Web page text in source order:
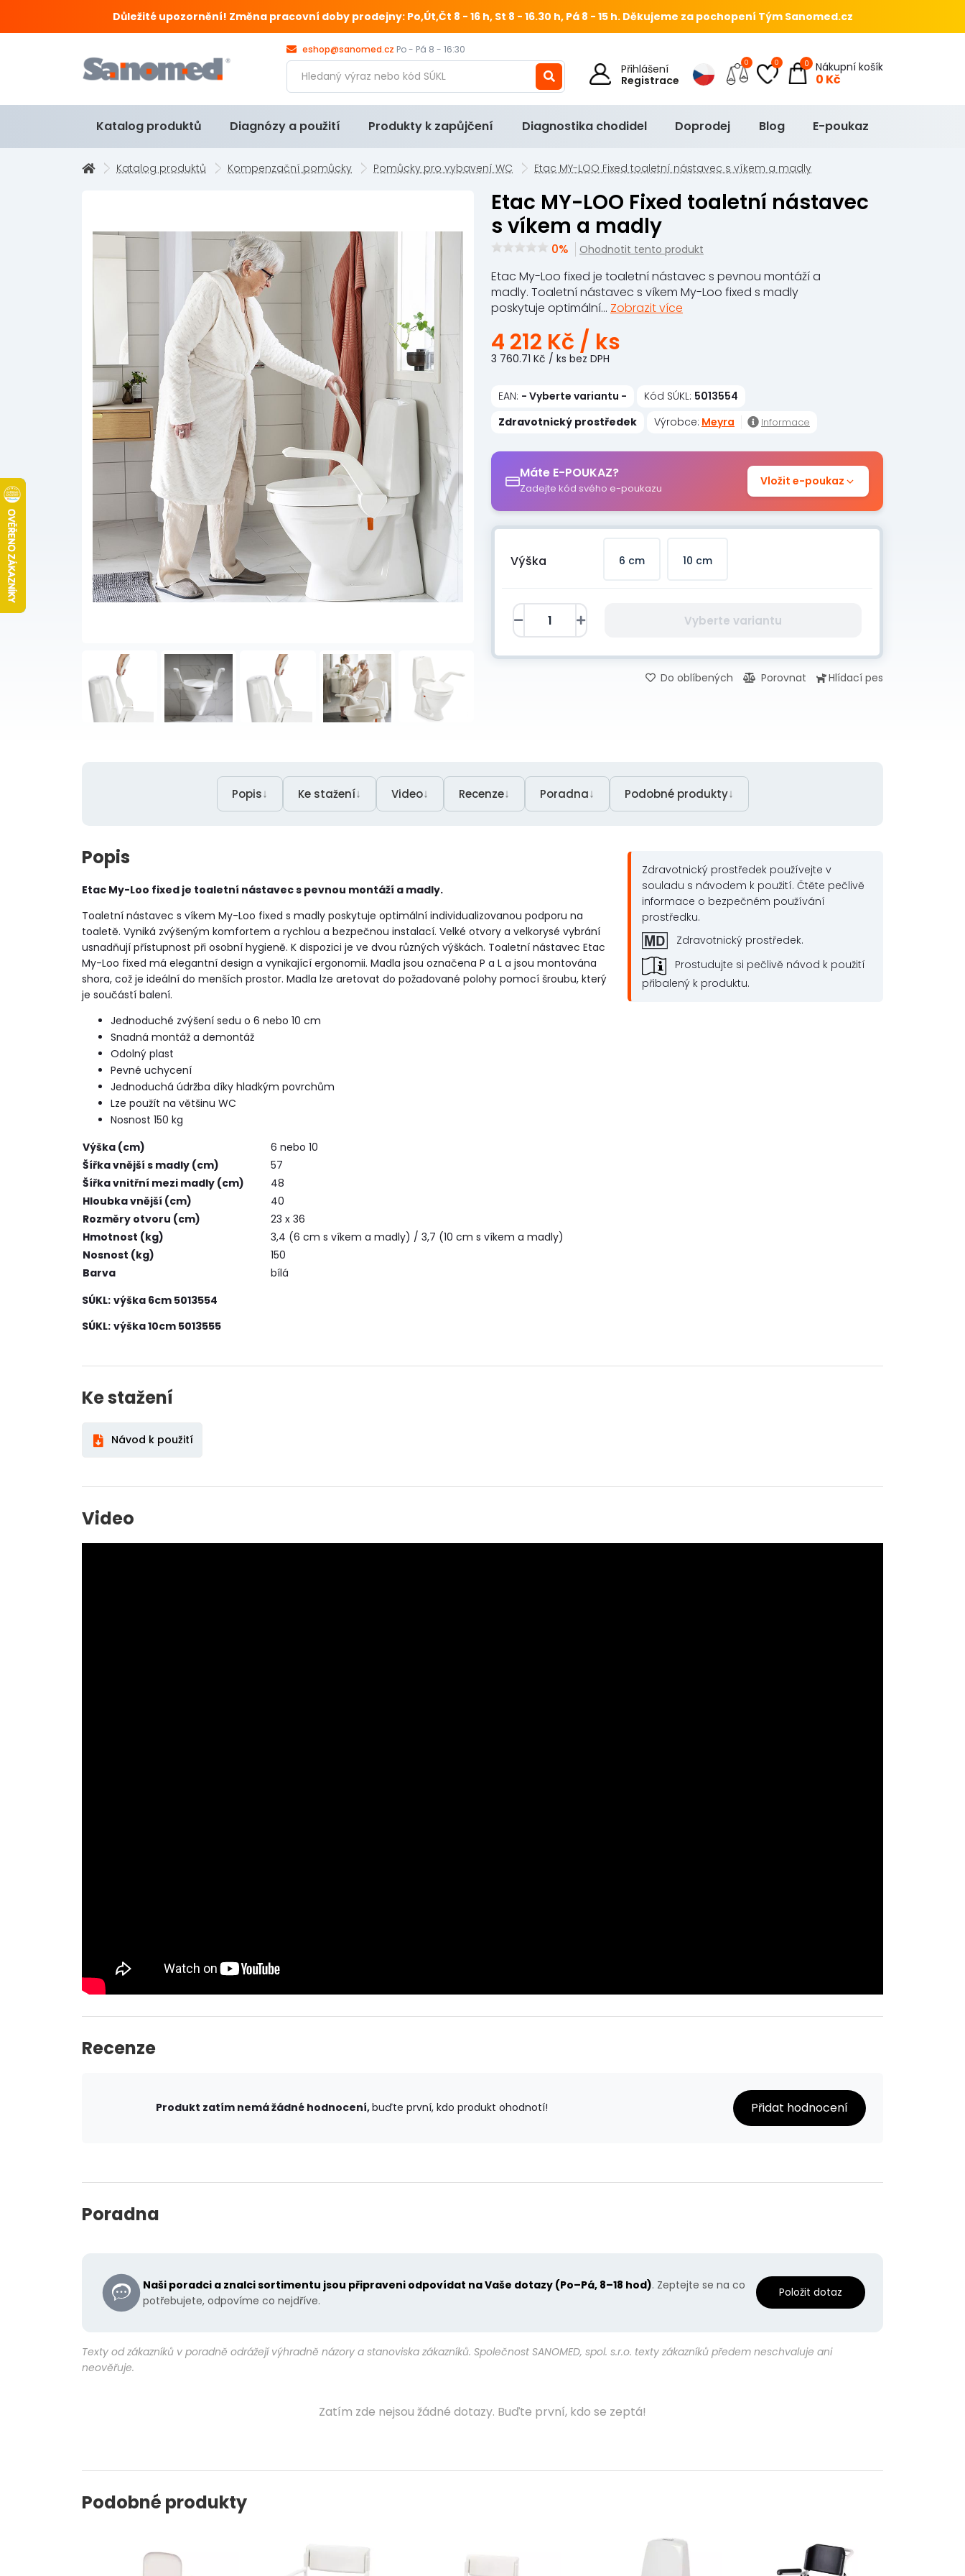
Důležité upozornění! Změna pracovní doby prodejny: Po,Út,Čt 8 - 16 h, St 8 - 16.30 h, Pá 8 - 15 h. Děkujeme za pochopení Tým Sanomed.cz
eshop@sanomed.cz Po - Pá 8 - 16:30
Přihlášení
Registrace
0 0 Nákupní košík
0 Kč
0
Katalog produktů Diagnózy a použití Produkty k zapůjčení Diagnostika chodidel Doprodej Blog E-poukaz
Katalog produktů Kompenzační pomůcky Pomůcky pro vybavení WC Etac MY-LOO Fixed toaletní nástavec s víkem a madly
Etac MY-LOO Fixed toaletní nástavec
s víkem a madly
0% Ohodnotit tento produkt
Etac My-Loo fixed je toaletní nástavec s pevnou montáží a
madly. Toaletní nástavec s víkem My-Loo fixed s madly
poskytuje optimální... Zobrazit více
4 212 Kč / ks
3 760.71 Kč / ks bez DPH
EAN: - Vyberte variantu - Kód SÚKL: 5013554
Zdravotnický prostředek
Výrobce: Meyra Informace
Máte E-POUKAZ?
Zadejte kód svého e-poukazu
Vložit e-poukaz
Výška 6 cm 10 cm
Vyberte variantu
Do oblíbených Porovnat Hlídací pes
Popis↓ Ke stažení↓ Video↓ Recenze↓ Poradna↓ Podobné produkty↓
Popis
Etac My-Loo fixed je toaletní nástavec s pevnou montáží a madly.
Toaletní nástavec s víkem My-Loo fixed s madly poskytuje optimální individualizovanou podporu na
toaletě. Vyniká zvýšeným komfortem a rychlou a bezpečnou instalací. Velké otvory a velkorysé vybrání
usnadňují přístupnost při osobní hygieně. K dispozici je ve dvou různých výškách. Toaletní nástavec Etac
My-Loo fixed má elegantní design a vynikající ergonomii. Madla jsou označena P a L a jsou montována
shora, což je ideální do menších prostor. Madla lze aretovat do požadované polohy pomocí šroubu, který
je součástí balení.
Jednoduché zvýšení sedu o 6 nebo 10 cm
Snadná montáž a demontáž
Odolný plast
Pevné uchycení
Jednoduchá údržba díky hladkým povrchům
Lze použít na většinu WC
Nosnost 150 kg
Výška (cm)
6 nebo 10
Šířka vnější s madly (cm)
57
Šířka vnitřní mezi madly (cm)
48
Hloubka vnější (cm)
40
Rozměry otvoru (cm)
23 x 36
Hmotnost (kg)
3,4 (6 cm s víkem a madly) / 3,7 (10 cm s víkem a madly)
Nosnost (kg)
150
Barva
bílá
SÚKL: výška 6cm 5013554
SÚKL: výška 10cm 5013555
Zdravotnický prostředek používejte v
souladu s návodem k použití. Čtěte pečlivě
informace o bezpečném používání
prostředku.
Zdravotnický prostředek.
Prostudujte si pečlivě návod k použití
přibalený k produktu.
Ke stažení
Návod k použití
Video
Recenze
Produkt zatím nemá žádné hodnocení,buďte první, kdo produkt ohodnotí! Přidat hodnocení
Poradna
Naši poradci a znalci sortimentu jsou připraveni odpovídat na Vaše dotazy (Po–Pá, 8–18 hod). Zeptejte se na co
potřebujete, odpovíme co nejdříve.
Položit dotaz
Texty od zákazníků v poradně odrážejí výhradně názory a stanoviska zákazníků. Společnost SANOMED, spol. s.r.o. texty zákazníků předem neschvaluje ani
neověřuje.
Zatím zde nejsou žádné dotazy. Buďte první, kdo se zeptá!
Podobné produkty